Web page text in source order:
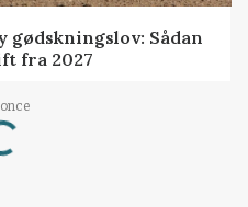
Sådan
fra 2027